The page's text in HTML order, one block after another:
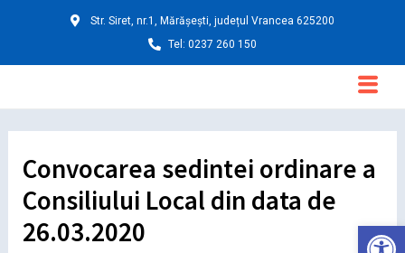
Deschide
Str. Siret, nr.1, Mărășești, județul Vrancea 625200
Tel: 0237 260 150
Main
Menu
Convocarea sedintei ordinare a
Consiliului Local din data de
26.03.2020